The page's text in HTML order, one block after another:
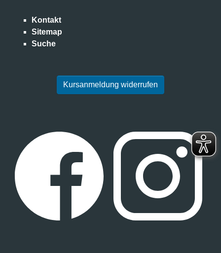
Kontakt
Sitemap
Suche
Kursanmeldung widerrufen